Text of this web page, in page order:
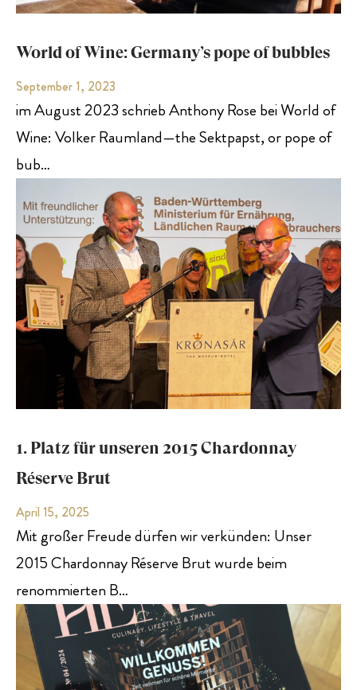
World of Wine: Germany’s pope of bubbles
September 1, 2023
im August 2023 schrieb Anthony Rose bei World of
Wine: Volker Raumland—the Sektpapst, or pope of
bub…
1. Platz für unseren 2015 Chardonnay
Réserve Brut
April 15, 2025
Mit großer Freude dürfen wir verkünden: Unser
2015 Chardonnay Réserve Brut wurde beim
renommierten B…